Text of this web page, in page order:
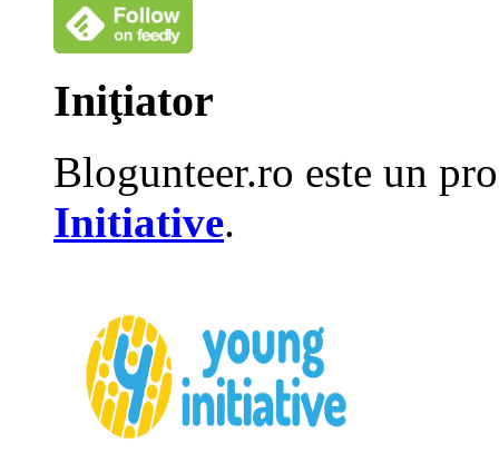
Iniţiator
Blogunteer.ro este un
Initiative.